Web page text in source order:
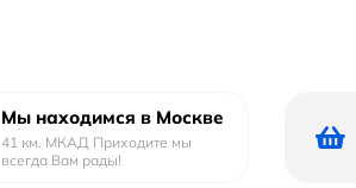
Мы находимся в Москве
41 км. МКАД Приходите мы
всегда Вам рады!